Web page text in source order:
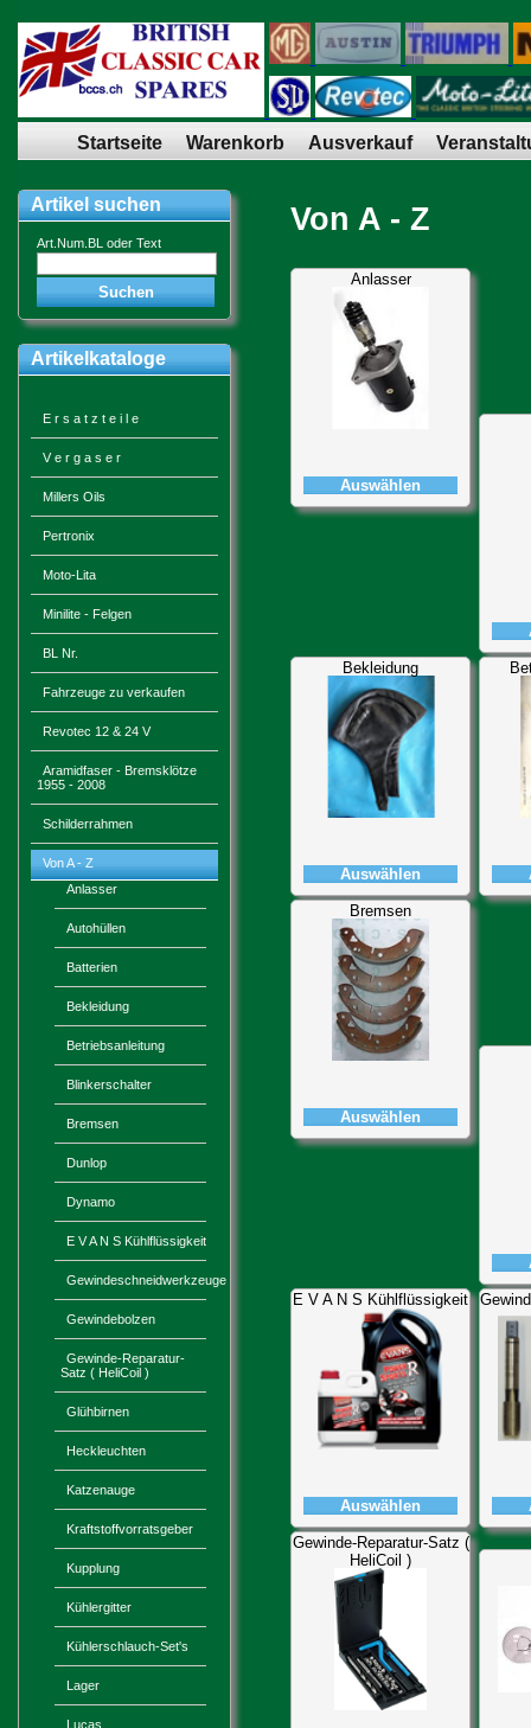
Von A - Z
Anlasser
Auswählen
Bekleidung
Auswählen
Bremsen
Auswählen
E V A N S Kühlflüssigkeit
Auswählen
Gewinde-Reparatur-Satz (
HeliCoil )
Artikel suchen
Art.Num.BL oder Text
Artikelkataloge
E r s a t z t e i l e
V e r g a s e r
Millers Oils
Pertronix
Moto-Lita
Minilite - Felgen
BL Nr.
Fahrzeuge zu verkaufen
Revotec 12 & 24 V
Aramidfaser - Bremsklötze
1955 - 2008
Schilderrahmen
Von A - Z
Anlasser
Autohüllen
Batterien
Bekleidung
Betriebsanleitung
Blinkerschalter
Bremsen
Dunlop
Dynamo
E V A N S Kühlflüssigkeit
Gewindeschneidwerkzeuge
Gewindebolzen
Gewinde-Reparatur-
Satz ( HeliCoil )
Glühbirnen
Heckleuchten
Katzenauge
Kraftstoffvorratsgeber
Kupplung
Kühlergitter
Kühlerschlauch-Set's
Lager
Lucas
Startseite Warenkorb Ausverkauf